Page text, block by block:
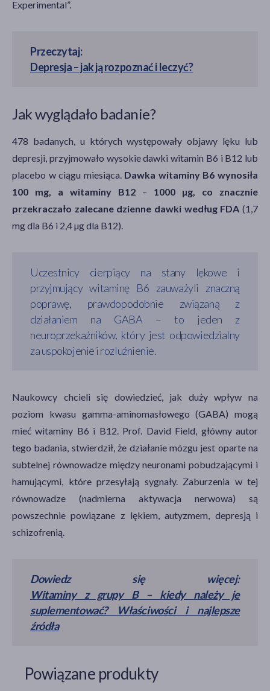
Experimental”.
Przeczytaj:
Depresja – jak ją rozpoznać i leczyć?
Jak wyglądało badanie?
478 badanych, u których występowały objawy lęku lub
depresji, przyjmowało wysokie dawki witamin B6 i B12 lub
placebo w ciągu miesiąca. Dawka witaminy B6 wynosiła
100 mg, a witaminy B12 – 1000 µg, co znacznie
przekraczało zalecane dzienne dawki według FDA (1,7
mg dla B6 i 2,4 µg dla B12).
Uczestnicy cierpiący na stany lękowe i
przyjmujący witaminę B6 zauważyli znaczną
poprawę, prawdopodobnie związaną z
działaniem na GABA – to jeden z
neuroprzekaźników, który jest odpowiedzialny
za uspokojenie i rozluźnienie.
Naukowcy chcieli się dowiedzieć, jak duży wpływ na
poziom kwasu gamma-aminomasłowego (GABA) mogą
mieć witaminy B6 i B12. Prof. David Field, główny autor
tego badania, stwierdził, że działanie mózgu jest oparte na
subtelnej równowadze między neuronami pobudzającymi i
hamującymi, które przesyłają sygnały. Zaburzenia w tej
równowadze (nadmierna aktywacja nerwowa) są
powszechnie powiązane z lękiem, autyzmem, depresją i
schizofrenią.
Dowiedz się więcej:
Witaminy z grupy B – kiedy należy je
suplementować? Właściwości i najlepsze
źródła
Powiązane produkty